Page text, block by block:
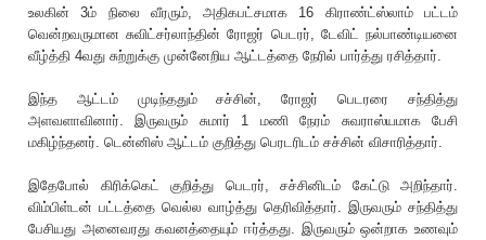
உலகின் 3ம் நிலை வீரரும், அதிகபட்சமாக 16 கிராண்ட்ஸ்லாம் பட்டம்
வென்றவருமான சுவிட்சர்லாந்தின் ரோஜர் பெடரர், டேவிட் நல்பாண்டியனை
வீழ்த்தி 4வது சுற்றுக்கு முன்னேறிய ஆட்டத்தை நேரில் பார்த்து ரசித்தார்.
இந்த ஆட்டம் முடிந்ததும் ச‌ச்‌சி‌ன், ரோஜர் பெடரரை சந்தித்து
அளவளாவினார். இருவரும் சுமார் 1 மணி நேரம் சுவராஸ்யமாக பேசி
மகிழ்ந்தனர். டென்னிஸ் ஆட்டம் குறித்து பெரடரிடம் ச‌ச்‌சி‌ன் விசாரித்தார்.
இதேபோல் கிரிக்கெட் குறித்து பெடரர், ச‌ச்‌சி‌னிடம் கேட்டு அறிந்தார்.
விம்பிள்டன் பட்டத்தை வெல்ல வாழ்த்து தெரிவித்தார். இருவரும் சந்தித்து
பேசியது அனைவரது கவனத்தையும் ஈர்த்தது. இருவரும் ஒன்றாக உணவும்